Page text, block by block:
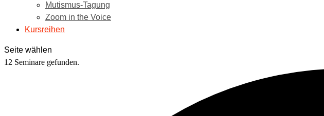
Mutismus-Tagung
Zoom in the Voice
Kursreihen
Seite wählen
12 Seminare gefunden.